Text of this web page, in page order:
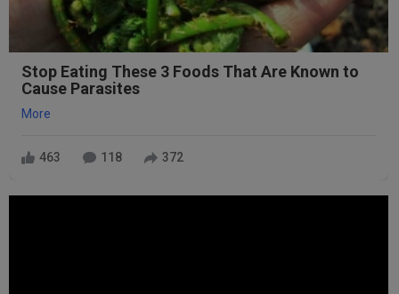
Stop Eating These 3 Foods That Are Known to
Cause Parasites
More
463 118 372